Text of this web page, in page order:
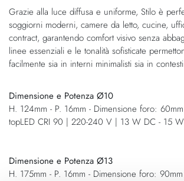
Grazie alla luce diffusa e uniforme, Stilo è
soggiorni moderni, camere da letto, cucine,
contract, garantendo comfort visivo senza
linee essenziali e le tonalità sofisticate
facilmente sia in interni minimalisti sia in
Dimensione e Potenza Ø10
H. 124mm - P. 16mm - Dimensione foro: 60mm
topLED CRI 90 | 220-240 V | 13 W DC - 15
Dimensione e Potenza Ø13
H. 175mm - P. 16mm - Dimensione foro: 90mm